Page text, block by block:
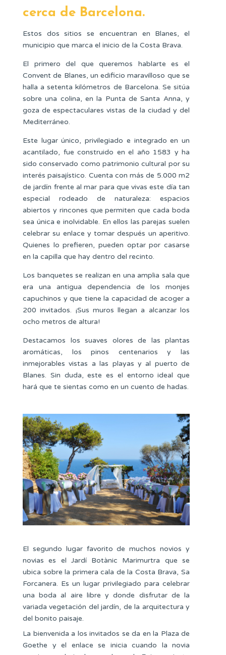
cerca de Barcelona.
Estos dos sitios se encuentran en Blanes, el
municipio que marca el inicio de la Costa Brava.
El primero del que queremos hablarte es el
Convent de Blanes, un edificio maravilloso que se
halla a setenta kilómetros de Barcelona. Se sitúa
sobre una colina, en la Punta de Santa Anna, y
goza de espectaculares vistas de la ciudad y del
Mediterráneo.
Este lugar único, privilegiado e integrado en un
acantilado, fue construido en el año 1583 y ha
sido conservado como patrimonio cultural por su
interés paisajístico. Cuenta con más de 5.000 m2
de jardín frente al mar para que vivas este día tan
especial rodeado de naturaleza: espacios
abiertos y rincones que permiten que cada boda
sea única e inolvidable. En ellos las parejas suelen
celebrar su enlace y tomar después un aperitivo.
Quienes lo prefieren, pueden optar por casarse
en la capilla que hay dentro del recinto.
Los banquetes se realizan en una amplia sala que
era una antigua dependencia de los monjes
capuchinos y que tiene la capacidad de acoger a
200 invitados. ¡Sus muros llegan a alcanzar los
ocho metros de altura!
Destacamos los suaves olores de las plantas
aromáticas, los pinos centenarios y las
inmejorables vistas a las playas y al puerto de
Blanes. Sin duda, este es el entorno ideal que
hará que te sientas como en un cuento de hadas.
El segundo lugar favorito de muchos novios y
novias es el Jardí Botànic Marimurtra que se
ubica sobre la primera cala de la Costa Brava, Sa
Forcanera. Es un lugar privilegiado para celebrar
una boda al aire libre y donde disfrutar de la
variada vegetación del jardín, de la arquitectura y
del bonito paisaje.
La bienvenida a los invitados se da en la Plaza de
Goethe y el enlace se inicia cuando la novia